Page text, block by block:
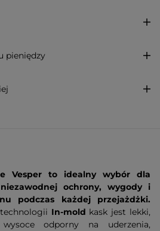
pieniędzy
Vesper to idealny wybór dla
ochrony, wygody i
podczas każdej przejażdżki.
In-mold kask jest lekki,
odporny na uderzenia,